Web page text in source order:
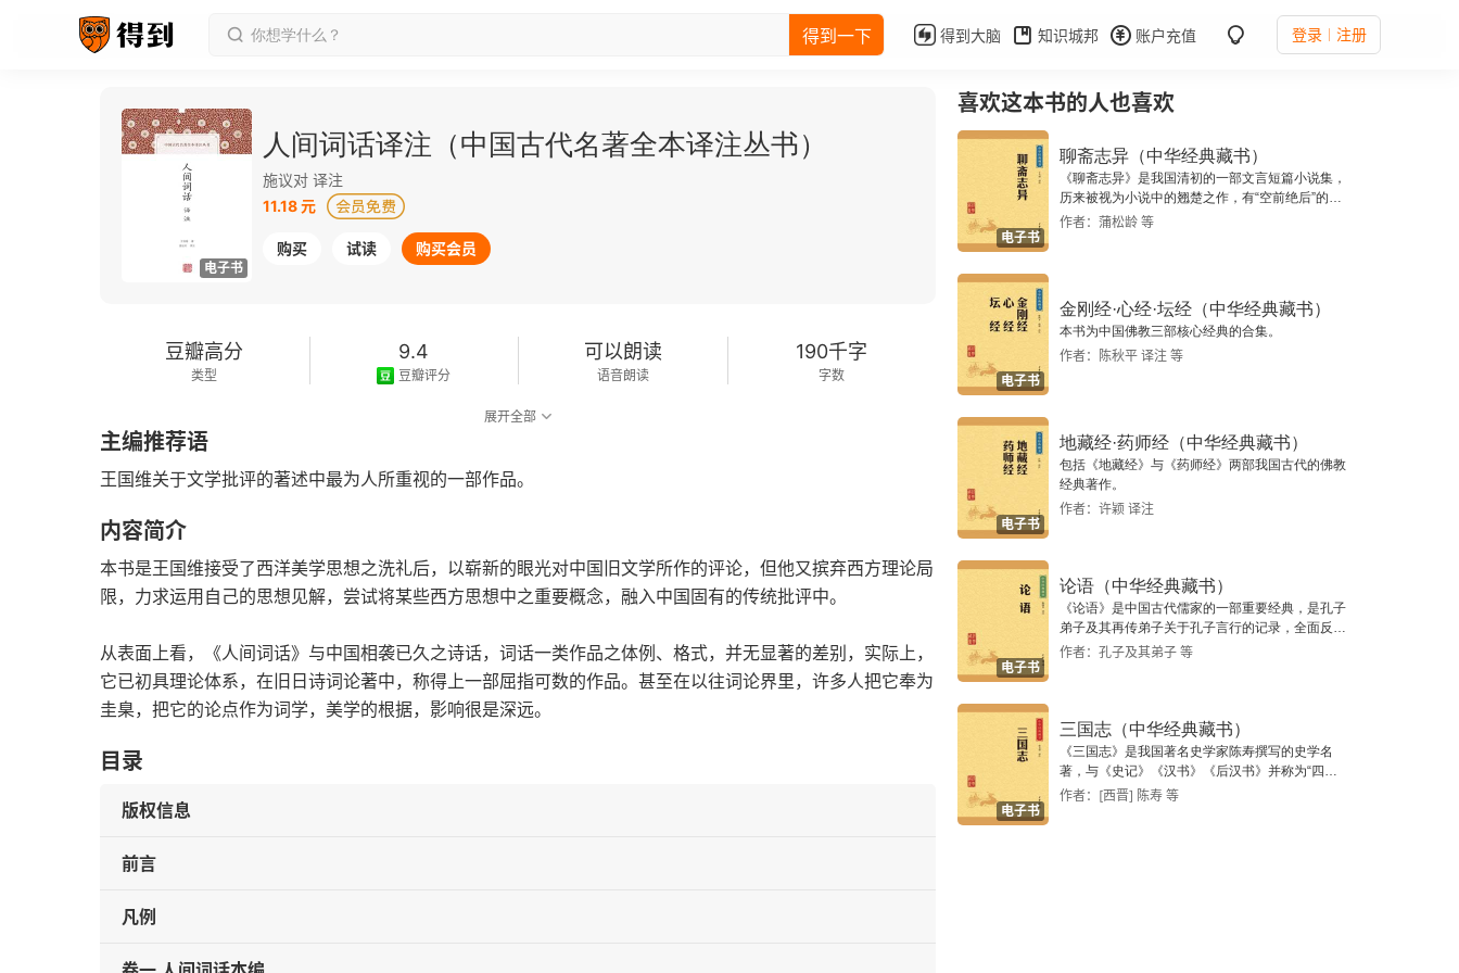
得到一下 得到大脑 知识城邦 账户充值 登录 注册
电子书
人间词话译注（中国古代名著全本译注丛书）
施议对 译注
11.18 元
购买 试读 购买会员
豆瓣高分
类型
9.4
豆瓣评分
可以朗读
语音朗读
190千字
字数
发行日期
展开全部
主编推荐语
王国维关于文学批评的著述中最为人所重视的一部作品。
内容简介
本书是王国维接受了西洋美学思想之洗礼后，以崭新的眼光对中国旧文学所作的评论，但他又摈弃西方理论局
限，力求运用自己的思想见解，尝试将某些西方思想中之重要概念，融入中国固有的传统批评中。
从表面上看，《人间词话》与中国相袭已久之诗话，词话一类作品之体例、格式，并无显著的差别，实际上，
它已初具理论体系，在旧日诗词论著中，称得上一部屈指可数的作品。甚至在以往词论界里，许多人把它奉为
圭臬，把它的论点作为词学，美学的根据，影响很是深远。
目录
版权信息
前言
凡例
喜欢这本书的人也喜欢
电子书
聊斋志异（中华经典藏书）
《聊斋志异》是我国清初的一部文言短篇小说集，
历来被视为小说中的翘楚之作，有“空前绝后”的美
誉。
作者：蒲松龄 等
电子书
金刚经·心经·坛经（中华经典藏书）
本书为中国佛教三部核心经典的合集。
作者：陈秋平 译注 等
电子书
地藏经·药师经（中华经典藏书）
包括《地藏经》与《药师经》两部我国古代的佛教
经典著作。
作者：许颖 译注
电子书
论语（中华经典藏书）
《论语》是中国古代儒家的一部重要经典，是孔子
弟子及其再传弟子关于孔子言行的记录，全面反映
了由孔子开创的儒学理论体系的内容和构成方式。
作者：孔子及其弟子 等
电子书
三国志（中华经典藏书）
《三国志》是我国著名史学家陈寿撰写的史学名
著，与《史记》《汉书》《后汉书》并称为“四
史”。
作者：[西晋] 陈寿 等